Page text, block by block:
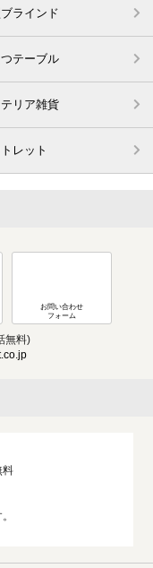
ラインド
テーブル
リア雑貨
レット
お問い合わせ
フォーム
無料)
料